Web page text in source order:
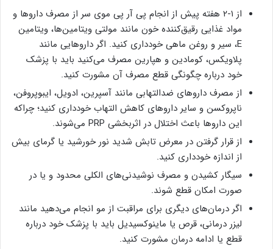
از ۱-۲ هفته پیش از انجام پی آر پی موی سر از مصرف داروها و
مواد غذایی رقیق‌کننده خون مانند مولتی ویتامین‌ها، ویتامین
E، سیر و روغن ماهی خودداری کنید. اگر داروهایی مانند
پلاویکس، کومادین و هپارین مصرف می‌کنید باید با پزشک
خود درباره چگونگی قطع مصرف آن مشورت کنید.
از مصرف داروهای ضدالتهابی مانند آسپرین، ادویل، ایبوپروفن،
ناپروکسن و سایر داروهای کاهش التهاب خودداری کنید؛ چراکه
این داروها باعث اختلال در اثربخشی PRP می‌شوند.
از قرار گرفتن در معرض تابش شدید نور خورشید یا گرمای بیش
از اندازه خودداری کنید.
سیگار کشیدن و مصرف نوشیدنی‌های الکلی محدود و یا در
صورت امکان قطع شوند.
اگر درمان‌های دیگری برای مراقبت از مو انجام می‌دهید مانند
لیزر درمانی، قرص یا ماینوکسیدیل باید با پزشک خود درباره
قطع یا ادامه درمان مشورت کنید.